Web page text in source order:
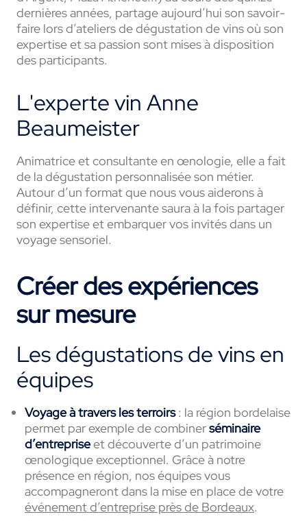
dernières années, partage aujourd’hui son savoir-
faire lors d’ateliers de dégustation de vins où son
expertise et sa passion sont mises à disposition
des participants.
L'experte vin Anne
Beaumeister
Animatrice et consultante en œnologie, elle a fait
de la dégustation personnalisée son métier.
Autour d’un format que nous vous aiderons à
définir, cette intervenante saura à la fois partager
son expertise et embarquer vos invités dans un
voyage sensoriel.
Créer des expériences
sur mesure
Les dégustations de vins en
équipes
Voyage à travers les terroirs : la région bordelaise
permet par exemple de combinerséminaire
d’entrepriseet découverte d’un patrimoine
œnologique exceptionnel. Grâce à notre
présence en région, nos équipes vous
accompagneront dans la mise en place de votre
événement d’entreprise près de Bordeaux.